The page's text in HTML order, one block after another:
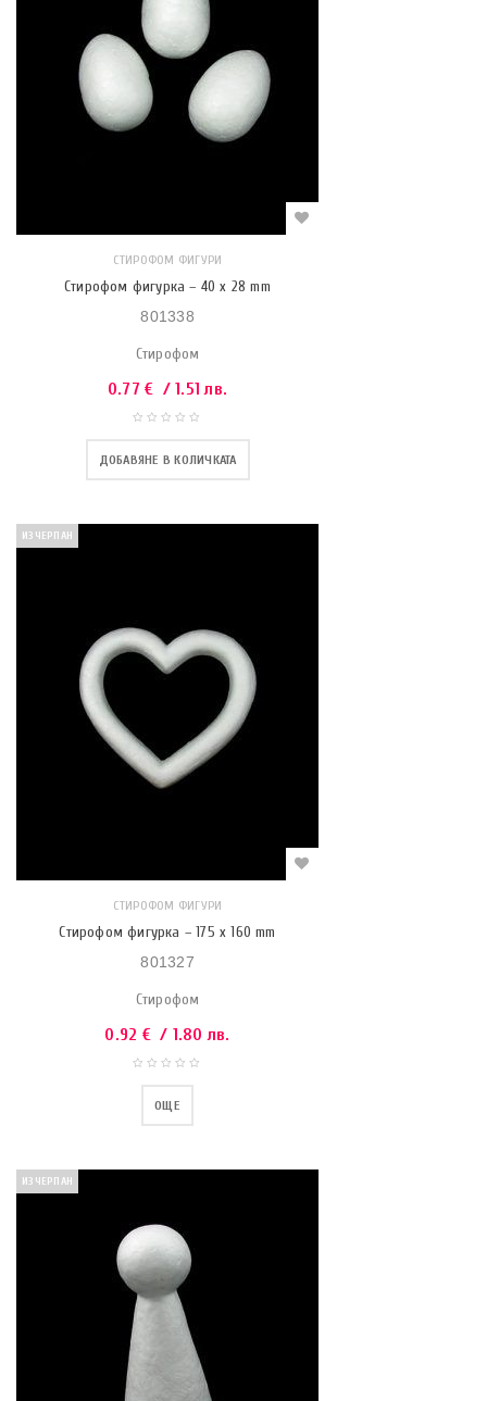
СТИРОФОМ ФИГУРИ
Стирофом фигурка – 40 x 28 mm
801338
Стирофом
0.77€ / 1.51 лв.
ДОБАВЯНЕ В КОЛИЧКАТА
ИЗЧЕРПАН
СТИРОФОМ ФИГУРИ
Стирофом фигурка – 175 x 160 mm
801327
Стирофом
0.92 € / 1.80 лв.
ОЩЕ
ИЗЧЕРПАН